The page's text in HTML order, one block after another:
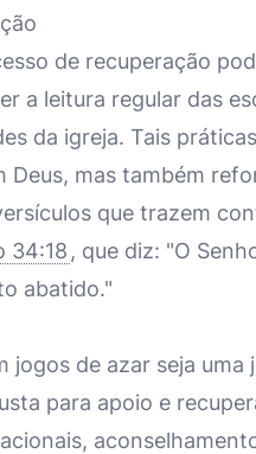
de recuperação
a leitura regular das
da igreja. Tais
mas também
que trazem
34:18 , que diz: "O
abatido."
jogos de azar seja
para apoio e